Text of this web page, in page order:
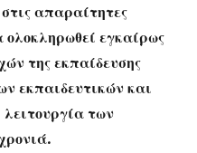
απαραίτητες
ολοκληρωθεί εγκαίρως
της εκπαίδευσης
εκπαιδευτικών και
των